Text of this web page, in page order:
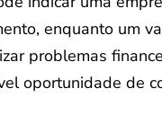
enquanto um
problemas
oportunidade de